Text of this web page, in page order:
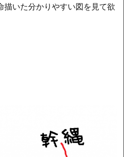
描いた分かりやすい図を見て欲